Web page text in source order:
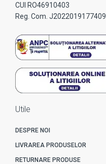
CUI RO46910403
Reg. Com. J2022019177409
Utile
DESPRE NOI
LIVRAREA PRODUSELOR
RETURNARE PRODUSE